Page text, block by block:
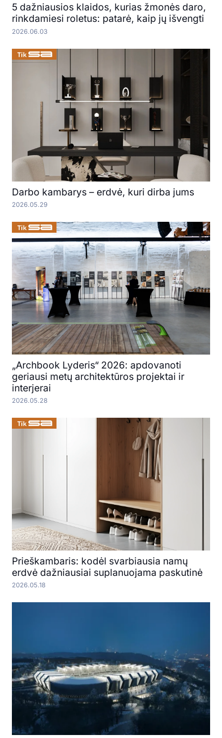
5 dažniausios klaidos, kurias žmonės daro,
rinkdamiesi roletus: patarė, kaip jų išvengti
2026.06.03
Darbo kambarys – erdvė, kuri dirba jums
2026.05.29
„Archbook Lyderis“ 2026: apdovanoti
geriausi metų architektūros projektai ir
interjerai
2026.05.28
Prieškambaris: kodėl svarbiausia namų
erdvė dažniausiai suplanuojama paskutinė
2026.05.18